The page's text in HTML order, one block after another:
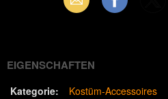
EIGENSCHAFTEN
Kategorie: Kostüm-Accessoires